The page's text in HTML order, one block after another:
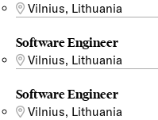
Vilnius, Lithuania
Software Engineer
Vilnius, Lithuania
Software Engineer
Vilnius, Lithuania